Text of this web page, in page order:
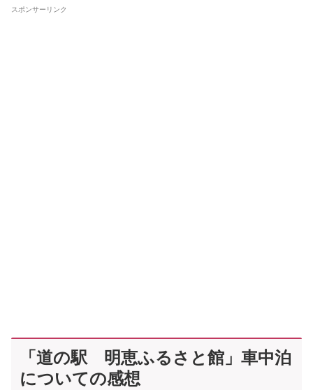
スポンサーリンク
「道の駅 明恵ふるさと館」車中泊
についての感想